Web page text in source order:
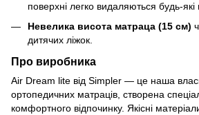
поверхні легко видаляються будь-
Невелика висота матраца (15 см)
дитячих ліжок.
Про виробника
Air Dream lite від Simpler — це наша
ортопедичних матраців, створена
комфортного відпочинку. Якісні